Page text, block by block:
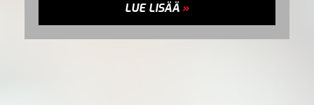
LUE LISÄÄ »